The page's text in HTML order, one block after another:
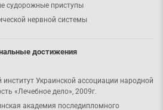
судорожные приступы
нервной системы
достижения
институт Украинской ассоциации народной
«Лечебное дело», 2009г.
академия последипломного